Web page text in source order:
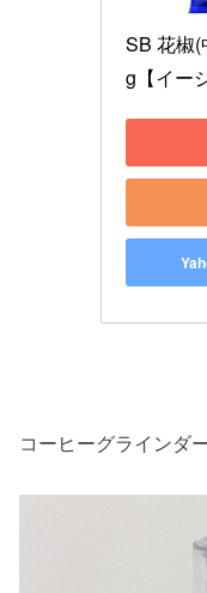
SB 花椒(
g【イー
コーヒーグラインダ